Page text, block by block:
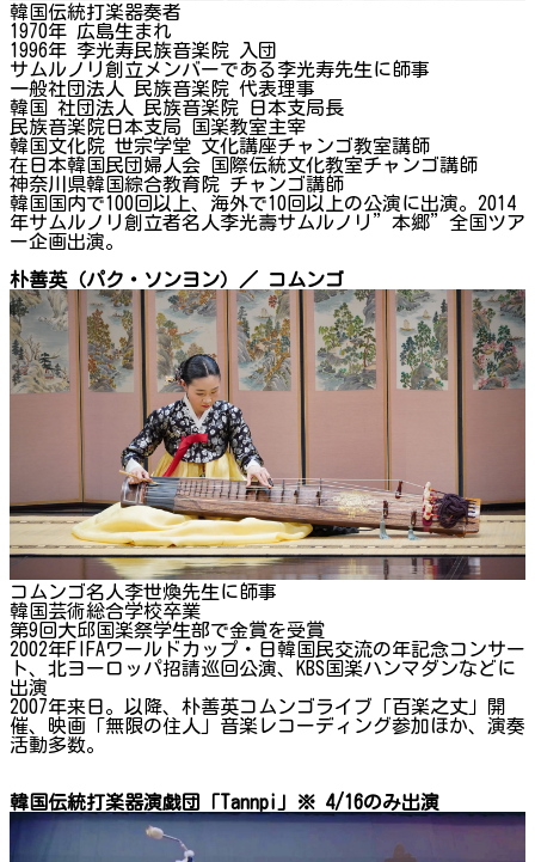
韓国伝統打楽器奏者
1970年 広島生まれ
1996年 李光寿民族音楽院 入団
サムルノリ創立メンバーである李光寿先生に師事
一般社団法人 民族音楽院 代表理事
韓国 社団法人 民族音楽院 日本支局長
民族音楽院日本支局 国楽教室主宰
韓国文化院 世宗学堂 文化講座チャンゴ教室講師
在日本韓国民団婦人会 国際伝統文化教室チャンゴ講師
神奈川県韓国綜合教育院 チャンゴ講師
韓国国内で100回以上、海外で10回以上の公演に出演。2014
年サムルノリ創立者名人李光壽サムルノリ”本郷”全国ツア
ー企画出演。
朴善英（パク・ソンヨン）／ コムンゴ
コムンゴ名人李世煥先生に師事
韓国芸術総合学校卒業
第9回大邱国楽祭学生部で金賞を受賞
2002年FIFAワールドカップ・日韓国民交流の年記念コンサー
ト、北ヨーロッパ招請巡回公演、KBS国楽ハンマダンなどに
出演
2007年来日。以降、朴善英コムンゴライブ「百楽之丈」開
催、映画「無限の住人」音楽レコーディング参加ほか、演奏
活動多数。
韓国伝統打楽器演戯団「Tannpi」※ 4/16のみ出演